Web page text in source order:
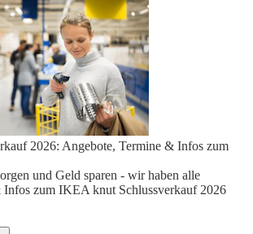
2026: Angebote, Termine & Infos zum
und Geld sparen - wir haben alle
Infos zum IKEA knut Schlussverkauf 2026